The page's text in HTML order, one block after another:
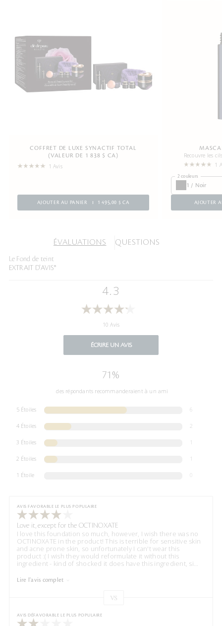
COFFRET DE LUXE SYNACTIF TOTAL
(VALEUR DE 1 838 $ CA)
1 Avis
AJOUTER AU PANIER 1 495,00 $ CA
Recouvre les
1
2 couleurs
1 / Noir
AJOUTER
ÉVALUATIONS QUESTIONS
Le Fond de teint
EXTRAIT D'AVIS®
4.3
10 Avis
ÉCRIRE UN AVIS
71%
des répondants recommanderaient à un ami
5 Étoiles 6
4 Étoiles 2
3 Étoiles 1
2 Étoiles 1
1 Étoile
AVIS FAVORABLE LE PLUS POPULAIRE
Love it, except for the OCTINOXATE
I love this foundation so much, however, I wish there was no
OCTINOXATE in the product! This is terrible for sensitive skin
and acne prone skin, so unfortunately I can't wear this
product :( I wish they would reformulate it without this
ingredient - kind of shocked it does have this ingredient, si...
Lire l'avis complet
projecteur
VS
AVIS DÉFAVORABLE LE PLUS POPULAIRE